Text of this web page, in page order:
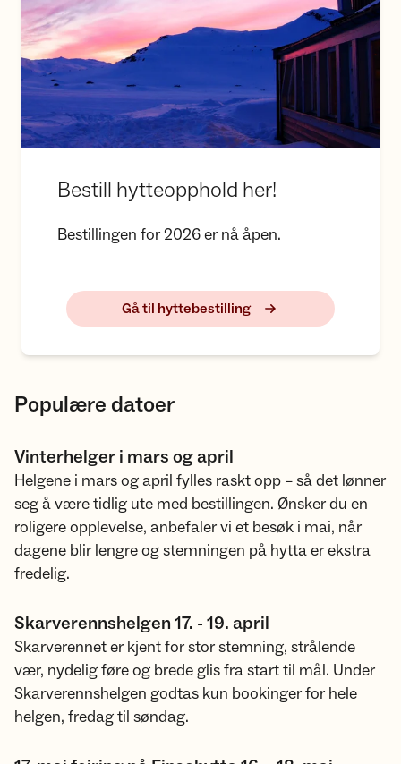
Bestill hytteopphold her!
Bestillingen for 2026 er nå åpen.
Gå til hyttebestilling
Populære datoer
Vinterhelger i mars og april
Helgene i mars og april fylles raskt opp – så det lønner
seg å være tidlig ute med bestillingen. Ønsker du en
roligere opplevelse, anbefaler vi et besøk i mai, når
dagene blir lengre og stemningen på hytta er ekstra
fredelig.
Skarverennshelgen 17. - 19. april
Skarverennet er kjent for stor stemning, strålende
vær, nydelig føre og brede glis fra start til mål. Under
Skarverennshelgen godtas kun bookinger for hele
helgen, fredag til søndag.